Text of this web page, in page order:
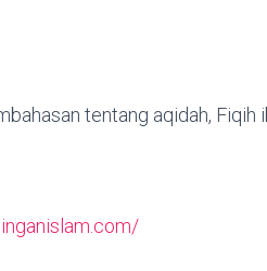
tentang aqidah, Fiqih